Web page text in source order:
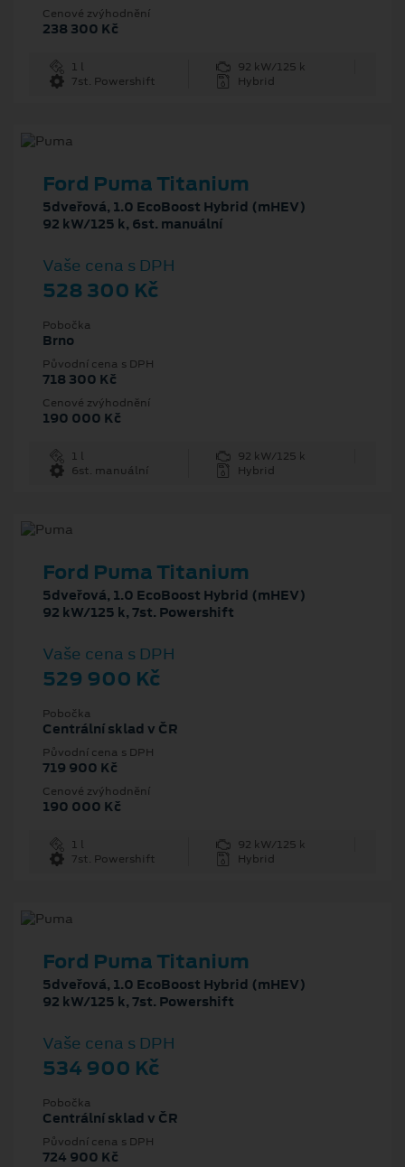
Cenové zvýhodnění
238 300 Kč
1 l
92 kW/125 k
7st. Powershift
Hybrid
Ford Puma Titanium
5dveřová, 1.0 EcoBoost Hybrid (mHEV)
92 kW/125 k, 6st. manuální
Vaše cena s DPH
528 300 Kč
Pobočka
Brno
Původní cena s DPH
718 300 Kč
Cenové zvýhodnění
190 000 Kč
1 l
92 kW/125 k
6st. manuální
Hybrid
Ford Puma Titanium
5dveřová, 1.0 EcoBoost Hybrid (mHEV)
92 kW/125 k, 7st. Powershift
Vaše cena s DPH
529 900 Kč
Pobočka
Centrální sklad v ČR
Původní cena s DPH
719 900 Kč
Cenové zvýhodnění
190 000 Kč
1 l
92 kW/125 k
7st. Powershift
Hybrid
Ford Puma Titanium
5dveřová, 1.0 EcoBoost Hybrid (mHEV)
92 kW/125 k, 7st. Powershift
Vaše cena s DPH
534 900 Kč
Pobočka
Centrální sklad v ČR
Původní cena s DPH
724 900 Kč